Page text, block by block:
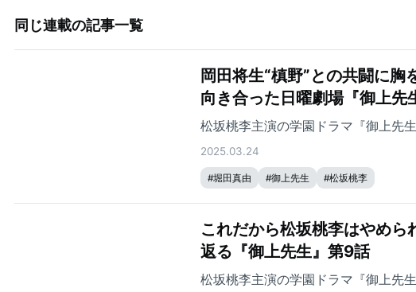
同じ連載の記事一覧
岡田将生“槙野”との共闘に胸
向き合った日曜劇場『御上先
松坂桃李主演の学園ドラマ『御上先
2025.03.24
#堀田真由 #御上先生 #松坂桃李
これだから松坂桃李はやめ
返る『御上先生』第9話
松坂桃李主演の学園ドラマ『御上先